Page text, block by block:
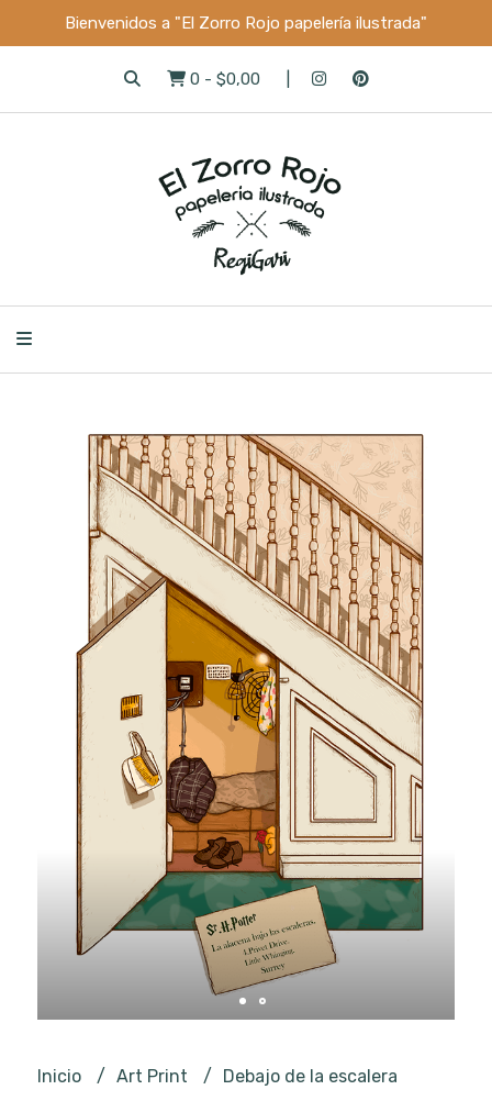
Bienvenidos a "El Zorro Rojo papelería ilustrada"
0 - $0,00
Inicio Art Print Debajo de la escalera